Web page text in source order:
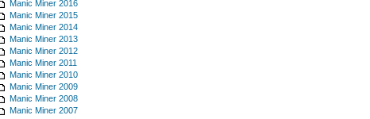
Manic Miner 2016
Manic Miner 2015
Manic Miner 2014
Manic Miner 2013
Manic Miner 2012
Manic Miner 2011
Manic Miner 2010
Manic Miner 2009
Manic Miner 2008
Manic Miner 2007